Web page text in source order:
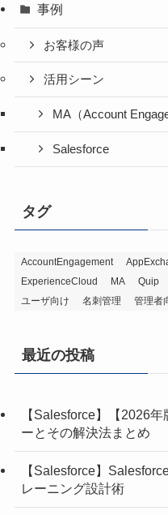
事例
お客様の声
活用シーン
MA（Account
Salesforce
タグ
AccountEngagement
ExperienceCloud
MA Quip
ユーザ向け
名刺管理 管理者
最近の投稿
【Salesforce】【2026
ーとその解決法まとめ
【Salesforce】
レーニング設計術